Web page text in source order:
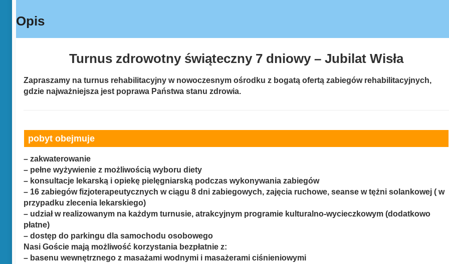
Opis
Turnus zdrowotny świąteczny 7 dniowy – Jubilat Wisła
Zapraszamy na turnus rehabilitacyjny w nowoczesnym ośrodku z bogatą ofertą zabiegów rehabilitacyjnych,
gdzie najważniejsza jest poprawa Państwa stanu zdrowia.
pobyt obejmuje
– zakwaterowanie
– pełne wyżywienie z możliwością wyboru diety
– konsultacje lekarską i opiekę pielęgniarską podczas wykonywania zabiegów
– 16 zabiegów fizjoterapeutycznych w ciągu 8 dni zabiegowych, zajęcia ruchowe, seanse w tężni solankowej ( w
przypadku zlecenia lekarskiego)
– udział w realizowanym na każdym turnusie, atrakcyjnym programie kulturalno-wycieczkowym (dodatkowo
płatne)
– dostęp do parkingu dla samochodu osobowego
Nasi Goście mają możliwość korzystania bezpłatnie z:
– basenu wewnętrznego z masażami wodnymi i masażerami ciśnieniowymi